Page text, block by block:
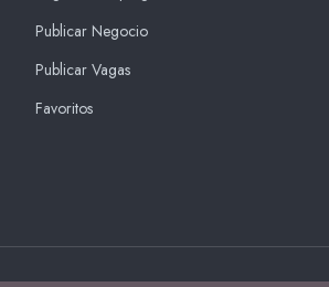
Publicar Negocio
Publicar Vagas
Favoritos